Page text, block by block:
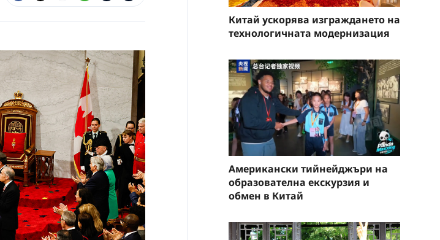
Китай ускорява изграждането на
технологичната модернизация
Американски тийнейджъри на
образователна екскурзия и
обмен в Китай